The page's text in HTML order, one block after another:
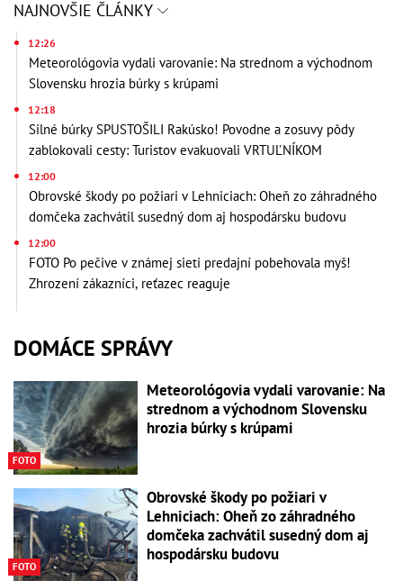
NAJNOVŠIE ČLÁNKY
12:26
Meteorológovia vydali varovanie: Na strednom a východnom
Slovensku hrozia búrky s krúpami
12:18
Silné búrky SPUSTOŠILI Rakúsko! Povodne a zosuvy pôdy
zablokovali cesty: Turistov evakuovali VRTUĽNÍKOM
12:00
Obrovské škody po požiari v Lehniciach: Oheň zo záhradného
domčeka zachvátil susedný dom aj hospodársku budovu
12:00
FOTO Po pečive v známej sieti predajní pobehovala myš!
Zhrození zákazníci, reťazec reaguje
DOMÁCE SPRÁVY
FOTO
Meteorológovia vydali varovanie: Na
strednom a východnom Slovensku
hrozia búrky s krúpami
FOTO
Obrovské škody po požiari v
Lehniciach: Oheň zo záhradného
domčeka zachvátil susedný dom aj
hospodársku budovu